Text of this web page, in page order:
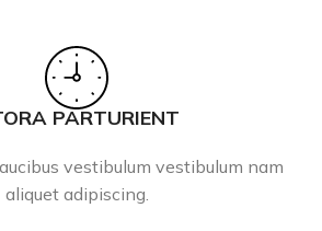
PARTURIENT
vestibulum vestibulum nam
aliquet adipiscing.